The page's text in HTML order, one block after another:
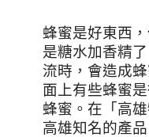
蜂蜜是好東西
是糖水加香精
流時，會造成
面上有些蜂蜜
蜂蜜。在「高
高雄知名的產